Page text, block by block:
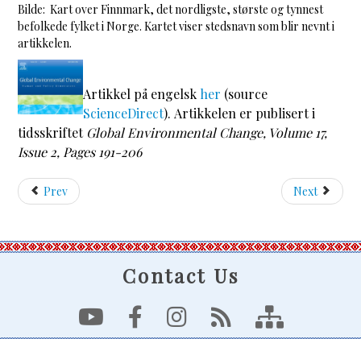
Bilde: Kart over Finnmark, det nordligste, største og tynnest
befolkede fylket i Norge. Kartet viser stedsnavn som blir nevnt i
artikkelen.
Artikkel på engelsk her (source
ScienceDirect).Artikkelen er publisert i
tidsskriftet Global Environmental Change, Volume 17,
Issue 2, Pages 191-206
Prev Next
Contact Us